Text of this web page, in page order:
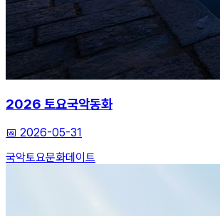
2026 토요국악동화
📅 2026-05-31
국악토요문화데이트